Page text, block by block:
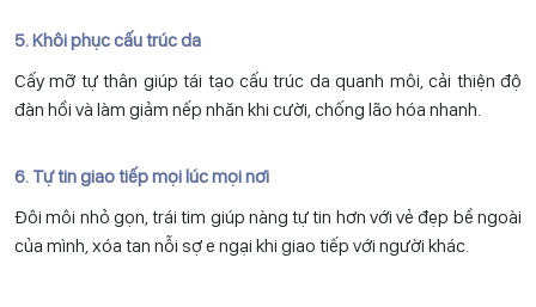
5. Khôi phục cấu trúc da
Cấy mỡ tự thân giúp tái tạo cấu trúc da quanh môi, cải thiện độ
đàn hồi và làm giảm nếp nhăn khi cười, chống lão hóa nhanh.
6. Tự tin giao tiếp mọi lúc mọi nơi
Đôi môi nhỏ gọn, trái tim giúp nàng tự tin hơn với vẻ đẹp bề ngoài
của mình, xóa tan nỗi sợ e ngại khi giao tiếp với người khác.